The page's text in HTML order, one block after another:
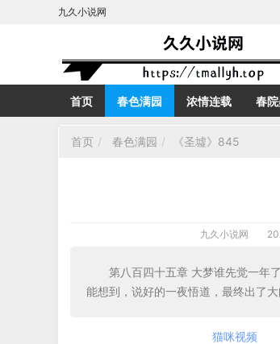
九久小说网
首页 春色满园 浓情连载 春
首页 春色满园 《圣墟》845
九久小说网
第八百四十五章 大梦谁先觉一年
能想到，说好的一夜悟道，最终出了
猫咪视频